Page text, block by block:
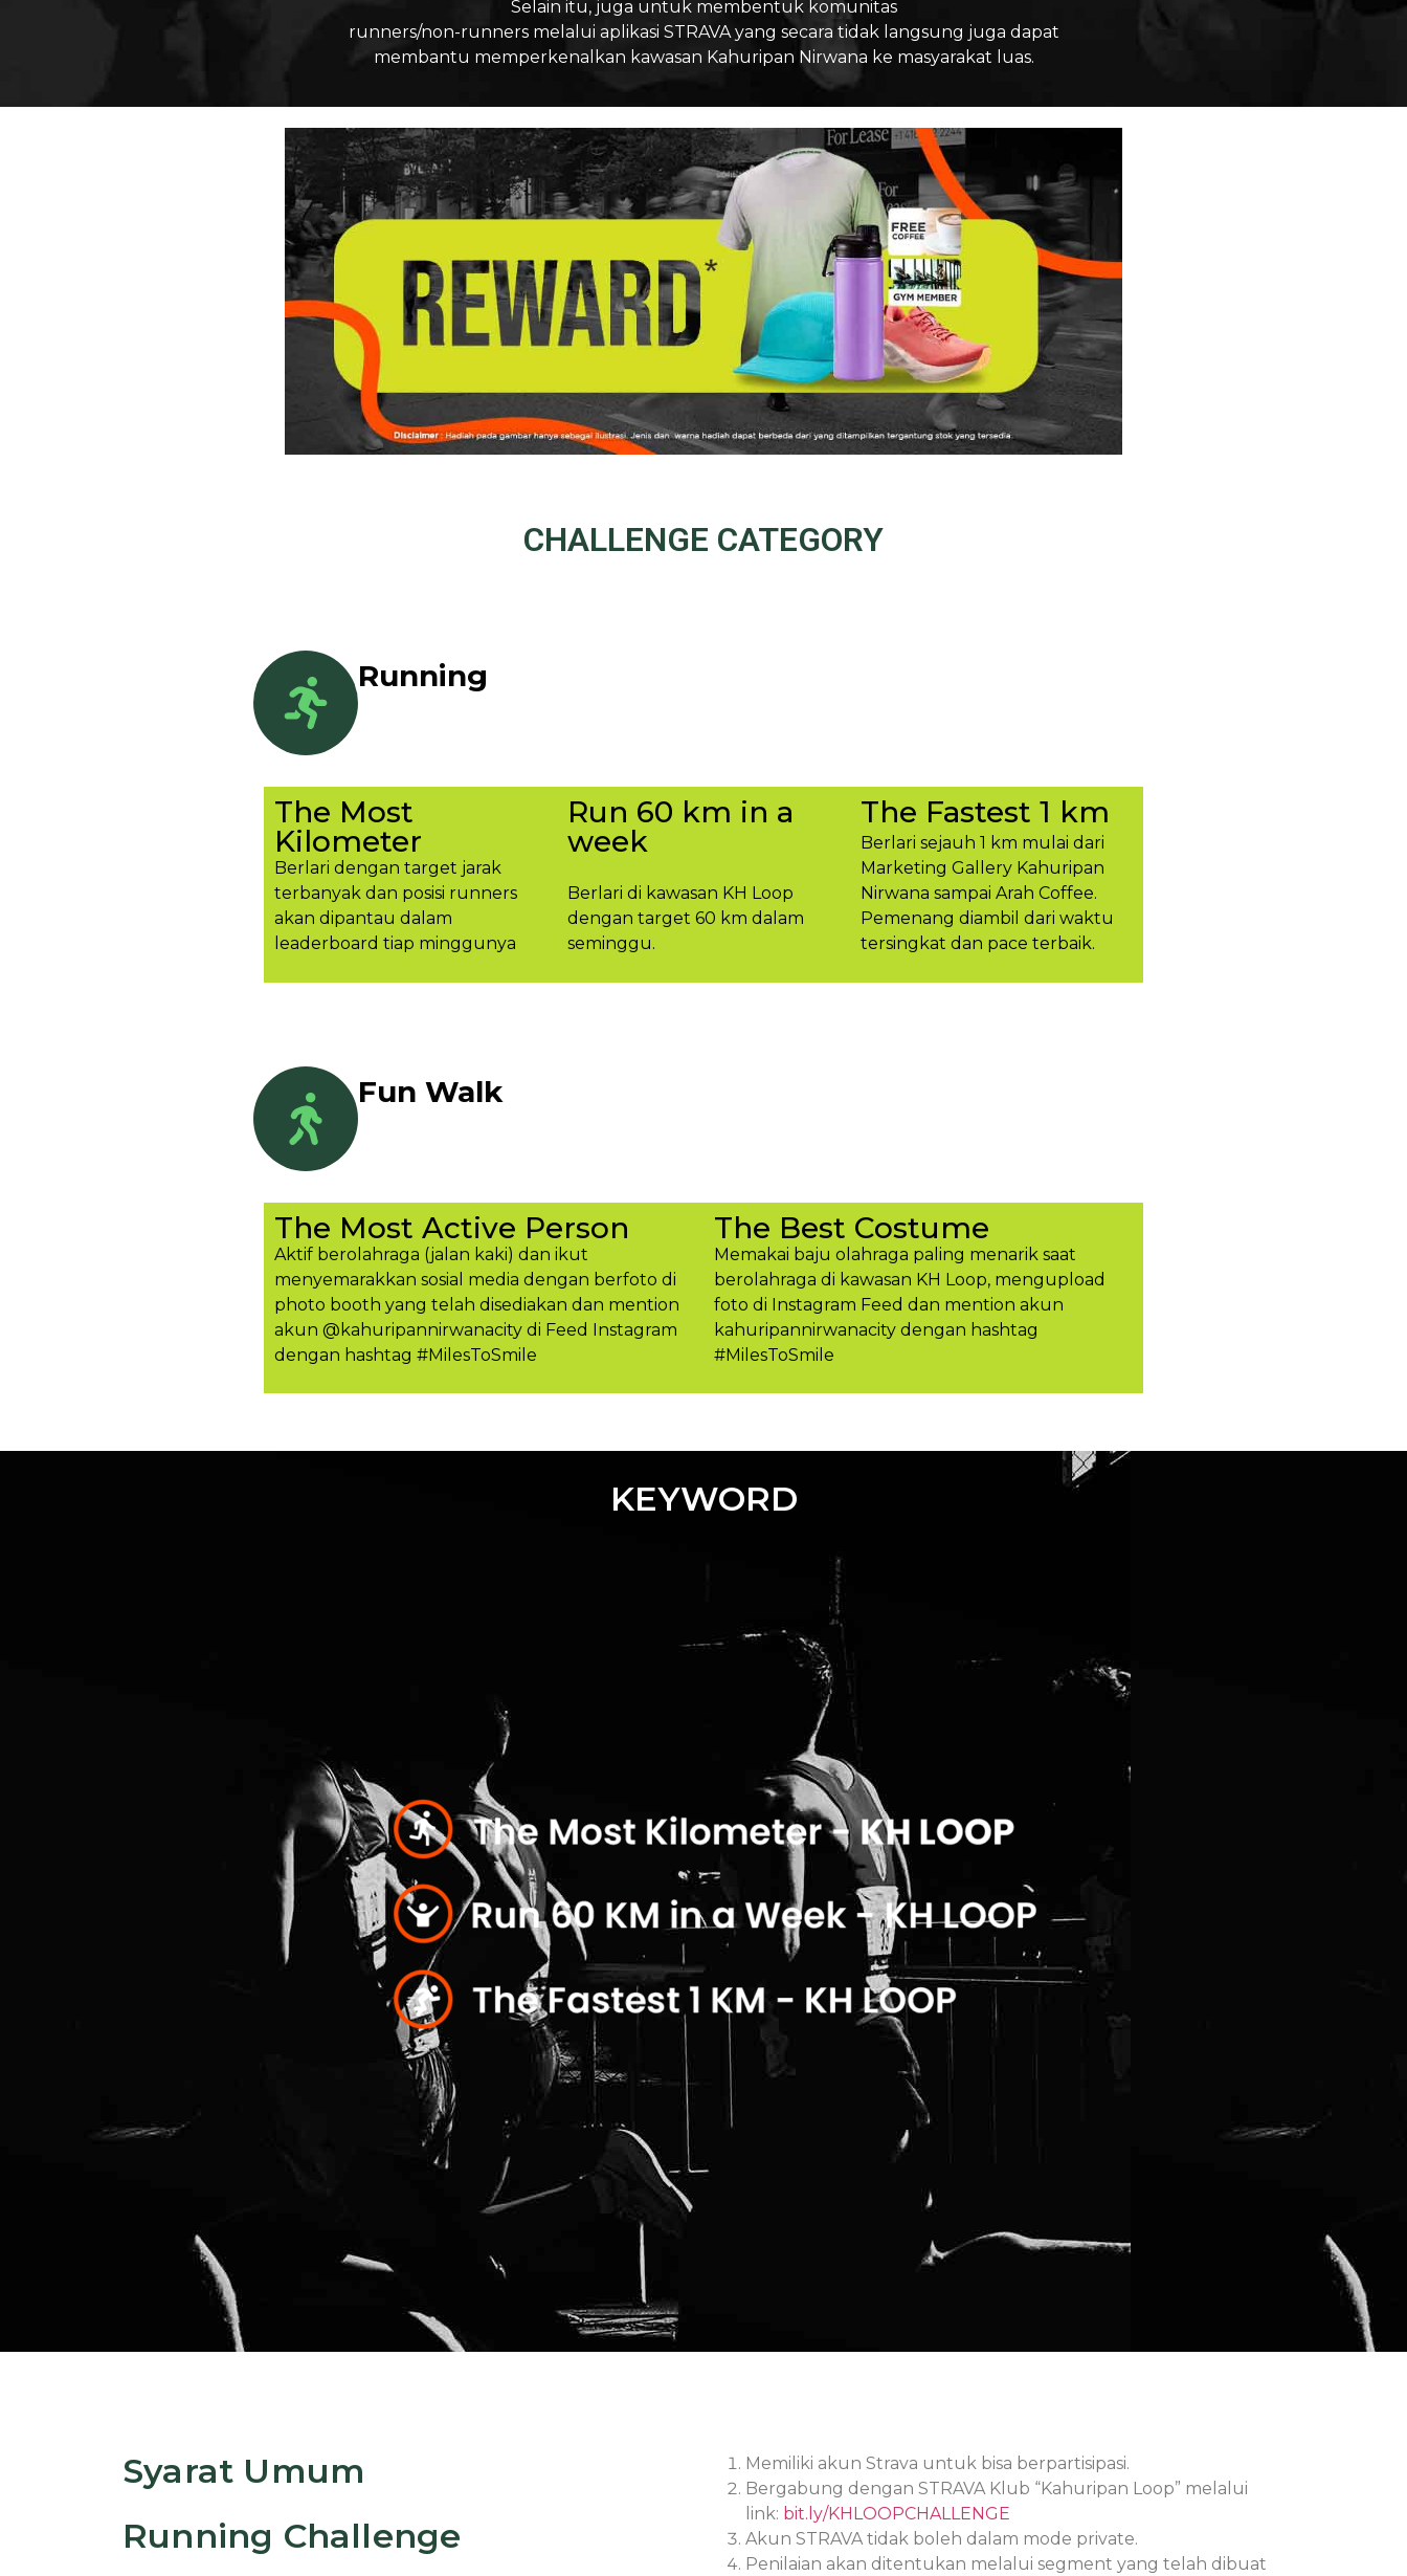
Selain itu, juga untuk membentuk komunitas
runners/non-runners melalui aplikasi STRAVA yang secara tidak langsung juga dapat
membantu memperkenalkan kawasan Kahuripan Nirwana ke masyarakat luas.
CHALLENGE CATEGORY
Running
The Most
Kilometer
Berlari dengan target jarak
terbanyak dan posisi runners
akan dipantau dalam
leaderboard tiap minggunya​
Run 60 km in a
week
Berlari di kawasan KH Loop
dengan target 60 km dalam
seminggu.​
The Fastest 1 km
Berlari sejauh 1 km mulai dari
Marketing Gallery Kahuripan
Nirwana sampai Arah Coffee.
Pemenang diambil dari waktu
tersingkat dan pace terbaik.
Fun Walk
The Most Active Person
Aktif berolahraga (jalan kaki) dan ikut
menyemarakkan sosial media dengan berfoto di
photo booth yang telah disediakan dan mention
akun @kahuripannirwanacity di Feed Instagram
dengan hashtag #MilesToSmile
The Best Costume
Memakai baju olahraga paling menarik saat
berolahraga di kawasan KH Loop, mengupload
foto di Instagram Feed dan mention akun
kahuripannirwanacity dengan hashtag
#MilesToSmil​e
KEYWORD
Syarat Umum
Running Challenge
Memiliki akun Strava untuk bisa berpartisipasi.
Bergabung dengan STRAVA Klub “Kahuripan Loop” melalui
link: bit.ly/KHLOOPCHALLENGE
Akun STRAVA tidak boleh dalam mode private.
Penilaian akan ditentukan melalui segment yang telah dibuat